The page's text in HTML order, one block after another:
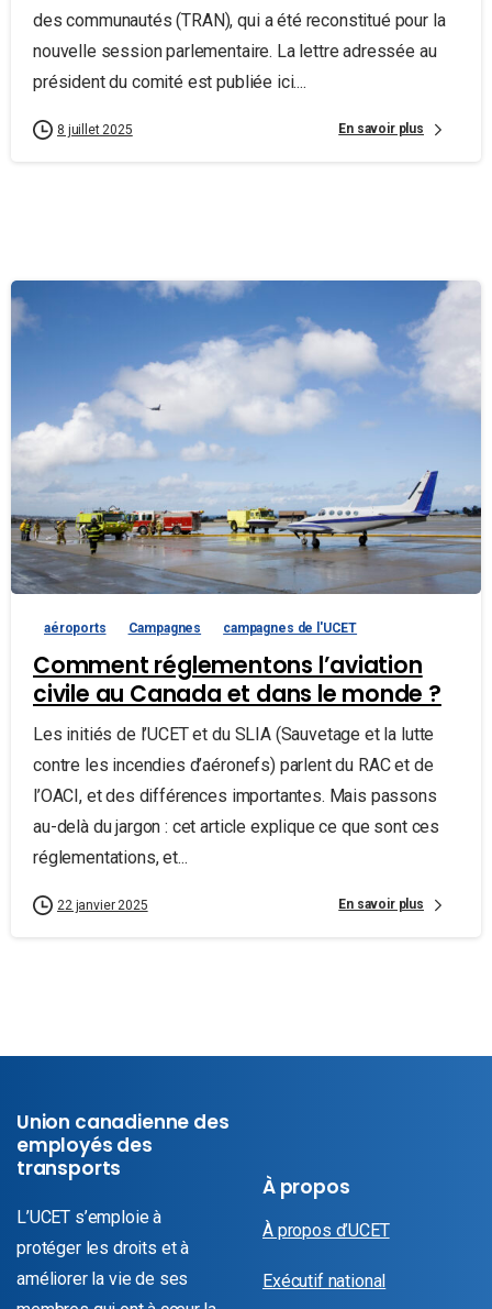
des communautés (TRAN), qui a été reconstitué pour la
nouvelle session parlementaire. La lettre adressée au
président du comité est publiée ici....
8 juillet 2025 En savoir plus
aéroports Campagnes campagnes de l'UCET
Comment réglementons l’aviation
civile au Canada et dans le monde ?
Les initiés de l’UCET et du SLIA (Sauvetage et la lutte
contre les incendies d’aéronefs) parlent du RAC et de
l’OACI, et des différences importantes. Mais passons
au-delà du jargon : cet article explique ce que sont ces
réglementations, et...
22 janvier 2025 En savoir plus
Union canadienne des
employés des
transports
L’UCET s’emploie à
protéger les droits et à
améliorer la vie de ses
À propos
À propos d’UCET
Exécutif national